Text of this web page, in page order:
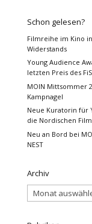
Schon gelesen?
Filmreihe im Kino
Widerstands
Young Audience
letzten Preis des
MOIN Mittsommer
Kampnagel
Neue Kuratorin für
die Nordischen
Neu an Bord bei
NEST
Archiv
Archiv